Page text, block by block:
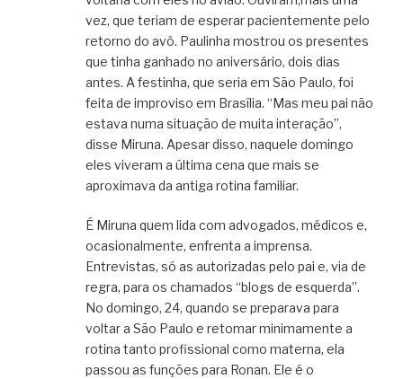
vez, que teriam de esperar pacientemente pelo
retorno do avô. Paulinha mostrou os presentes
que tinha ganhado no aniversário, dois dias
antes. A festinha, que seria em São Paulo, foi
feita de improviso em Brasília. “Mas meu pai não
estava numa situação de muita interação”,
disse Miruna. Apesar disso, naquele domingo
eles viveram a última cena que mais se
aproximava da antiga rotina familiar.
É Miruna quem lida com advogados, médicos e,
ocasionalmente, enfrenta a imprensa.
Entrevistas, só as autorizadas pelo pai e, via de
regra, para os chamados “blogs de esquerda”.
No domingo, 24, quando se preparava para
voltar a São Paulo e retomar minimamente a
rotina tanto profissional como materna, ela
passou as funções para Ronan. Ele é o